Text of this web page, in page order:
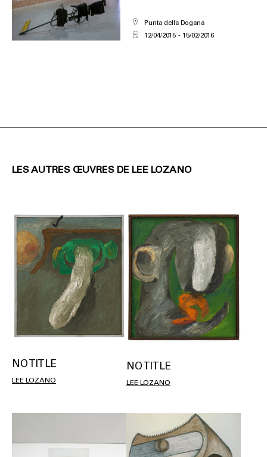
Punta della Dogana
12/04/2015
15/02/2016
LES AUTRES ŒUVRES DE LEE LOZANO
NO TITLE
LEE LOZANO
NO TITLE
LEE LOZANO